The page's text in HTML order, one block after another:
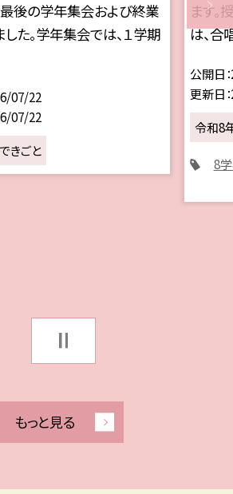
後の学年集会および終業
た。学年集会では、１学期
07/22
07/22
きごと
ます。
は、合
公開日
更新日
令和8
8
もっと見る